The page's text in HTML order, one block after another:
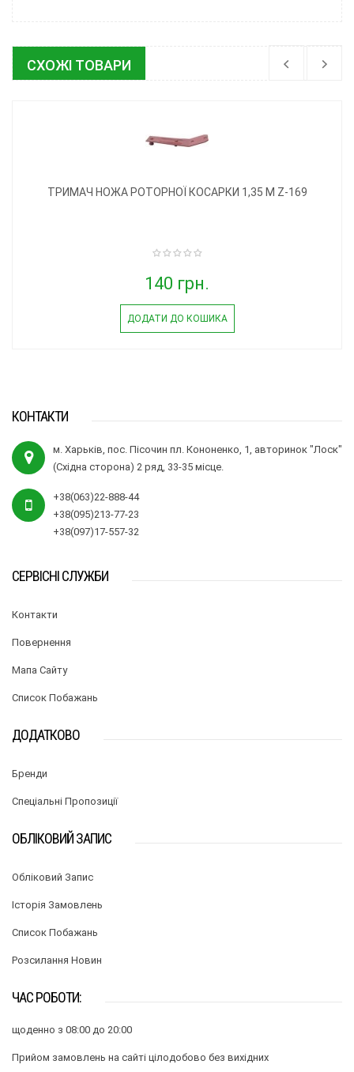
СХОЖІ ТОВАРИ
ТРИМАЧ НОЖА РОТОРНОЇ КОСАРКИ 1,35 М Z-169
140 грн.
ДОДАТИ ДО КОШИКА
КОНТАКТИ
м. Харьків, пос. Пісочин пл. Кононенко, 1, авторинок "Лоск"
(Східна сторона) 2 ряд, 33-35 місце.
+38(063)22-888-44
+38(095)213-77-23
+38(097)17-557-32
СЕРВІСНІ СЛУЖБИ
Контакти
Повернення
Мапа Сайту
Список Побажань
ДОДАТКОВО
Бренди
Спеціальні Пропозиції
ОБЛІКОВИЙ ЗАПИС
Обліковий Запис
Історія Замовлень
Список Побажань
Розсилання Новин
ЧАС РОБОТИ:
щоденно з 08:00 до 20:00
Прийом замовлень на сайті цілодобово без вихідних